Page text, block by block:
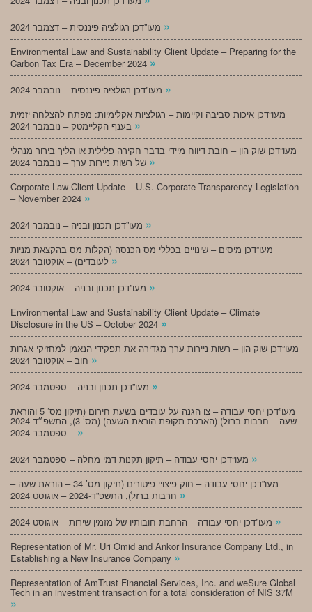
»
Environmental Law and Sustainability Client Update – Preparing for the
Carbon Tax Era – December 2024 »
»
מעו”דכן איכות סביבה וקיימות – רגולציות אקלימיות: מפתח להצלחה יזמית
»
מעו”דכן שוק הון – חובת דיווח מיידי בדבר חקירה פלילית או הליך בירור מנהלי
»
Corporate Law Client Update – U.S. Corporate Transparency Legislation
– November 2024 »
»
מעו”דכן מיסים – שינויים בכללי מס הכנסה (הקלות מס בהקצאת מניות
»
»
Environmental Law and Sustainability Client Update – Climate
Disclosure in the US – October 2024 »
מעו”דכן שוק הון – רשות ניירות ערך מגדירה את תפקידי הנאמן למחזיקי אגרות
»
»
מעו”דכן יחסי עבודה – צו הגנה על עובדים בשעת חירום (תיקון מס’ 5 והוראת
שעה – חרבות ברזל) (הארכת תקופת הוראת השעה) (מס’ 3), התשפ״ד-2024
– ספטמבר 2024 »
»
מעו”דכן יחסי עבודה – חוק פיצויי פיטורים (תיקון מס’ 34 – הוראת שעה –
»
»
Representation of Mr. Uri Omid and Ankor Insurance Company Ltd., in
Establishing a New Insurance Company »
Representation of AmTrust Financial Services, Inc. and weSure Global
Tech in an investment transaction for a total consideration of NIS 37M
»